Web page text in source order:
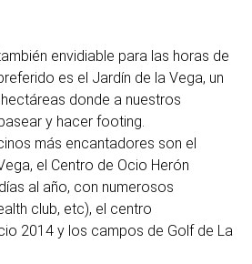
envidiable para las horas de
es el Jardín de la Vega, un
donde a nuestros
y hacer footing.
más encantadores son el
el Centro de Ocio Herón
al año, con numerosos
club, etc), el centro
2014 y los campos de Golf de La